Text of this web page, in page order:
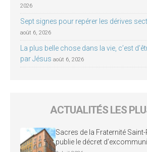
2026
Sept signes pour repérer les dérives
août 6, 2026
La plus belle chose dans la vie, c’est
par Jésus août 6, 2026
ACTUALITÉS LES
Sacres de la Fraternité Saint-
publie le décret